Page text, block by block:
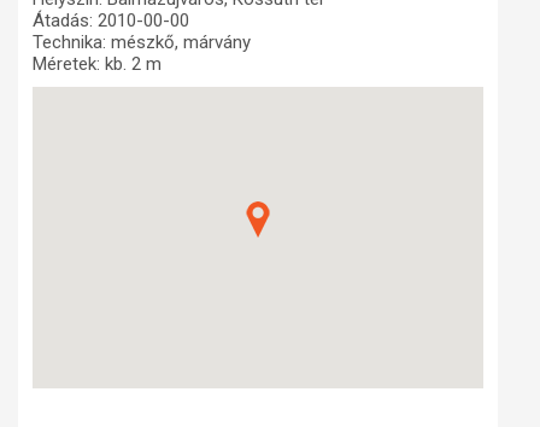
Műhelymunkák
Átadás: 2010-00-00
Technika: mészkő, márvány
Méretek: kb. 2 m